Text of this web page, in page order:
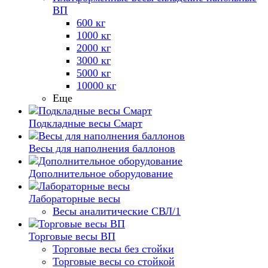
ВП
600 кг
1000 кг
2000 кг
3000 кг
5000 кг
10000 кг
Еще
Подкладные весы Смарт
Весы для наполнения баллонов
Дополнительное оборудование
Лабораторные весы
Весы аналитические СВЛ/1
Торговые весы ВП
Торговые весы без стойки
Торговые весы со стойкой